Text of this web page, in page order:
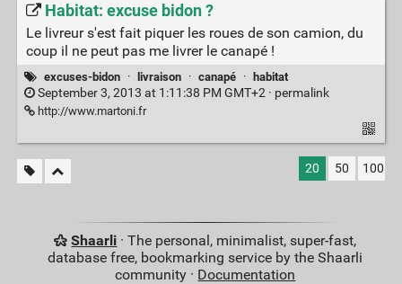
Habitat: excuse bidon ?
Le livreur s'est fait piquer les roues de son camion, du
coup il ne peut pas me livrer le canapé !
excuses-bidon · livraison · canapé · habitat
September 3, 2013 at 1:11:38 PM GMT+2 · permalink
http://www.martoni.fr
20 50 100
Shaarli · The personal, minimalist, super-fast,
database free, bookmarking service by the Shaarli
community · Documentation